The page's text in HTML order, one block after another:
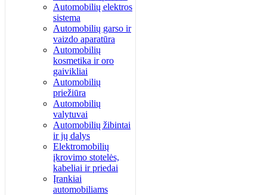
Automobilių elektros
sistema
Automobilių garso ir
vaizdo aparatūra
Automobilių
kosmetika ir oro
gaivikliai
Automobilių
priežiūra
Automobilių
valytuvai
Automobilių žibintai
ir jų dalys
Elektromobilių
įkrovimo stotelės,
kabeliai ir priedai
Įrankiai
automobiliams